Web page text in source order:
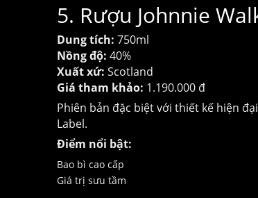
5. Rượu Johnnie
Dung tích: 750ml
Nồng độ: 40%
Xuất xứ: Scotland
Giá tham khảo: 1.190.000 đ
Phiên bản đặc biệt với thiết kế hiện
Label.
Điểm nổi bật:
Bao bì cao cấp
Giá trị sưu tầm